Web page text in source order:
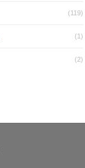
(119)
(1)
(2)